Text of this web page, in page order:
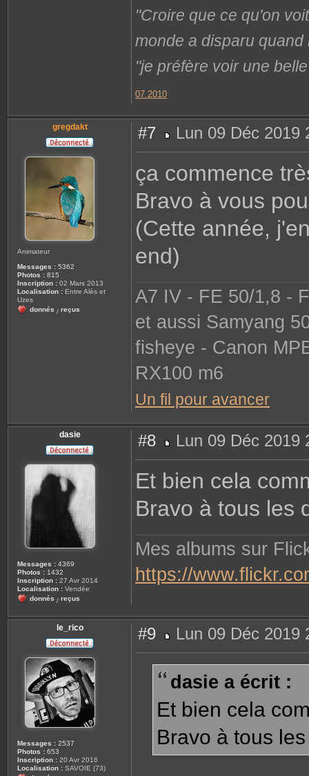
"Croire que ce qu'on
monde a disparu quand
"je préfère voir une
07.2010
gregdakt
Animateur
Messages : 5362
Photos : 815
Inscription : 02 Mars 2013
Localisation : Entre Alès et
Uzes
donnés / reçus
#7
e
Lun 09 Déc 2019
ça commence
Bravo à vous
(Cette année,
end)
A7 IV - FE 50/1,8 -
et aussi Samyang
fisheye - Canon
RX100 m6
Un fil pour avancer
dasie
Messages : 4369
Photos : 1432
Inscription : 27 Avr 2014
Localisation : Vendée
donnés / reçus
#8
e
a
Lun 09 Déc 2019
Et bien cela
Bravo à tous les
Mes albums sur
https://
le_rico
Messages : 2537
Photos : 653
Inscription : 20 Avr 2016
Localisation : SAVOIE (73)
#9
e
g
Lun 09 Déc 2019
dasie a écrit :
Et bien cela
Bravo à tous